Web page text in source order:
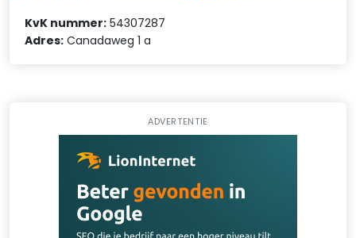
KvK nummer: 54307287
Adres: Canadaweg 1 a
ADVERTENTIE